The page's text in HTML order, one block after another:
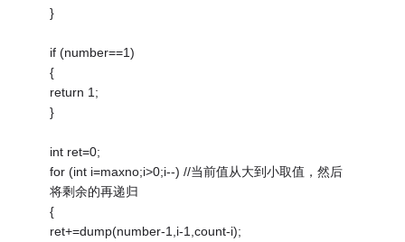
}
if (number==1)
{
return 1;
}
int ret=0;
for (int i=maxno;i>0;i--) //当前值从大到小取值，然后
将剩余的再递归
{
ret+=dump(number-1,i-1,count-i);